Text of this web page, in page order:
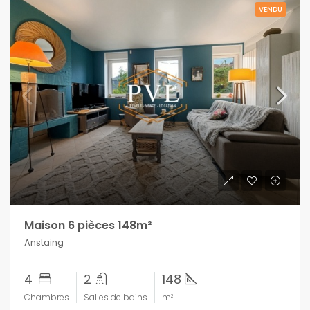
VENDU
Maison 6 pièces 148m²
Anstaing
4
Chambres
2
Salles de bains
148
m²